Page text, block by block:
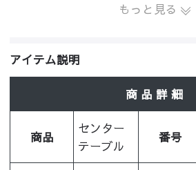
もっと見る
アイテム説明
商 品 詳 細
商品
センター
テーブル
番号